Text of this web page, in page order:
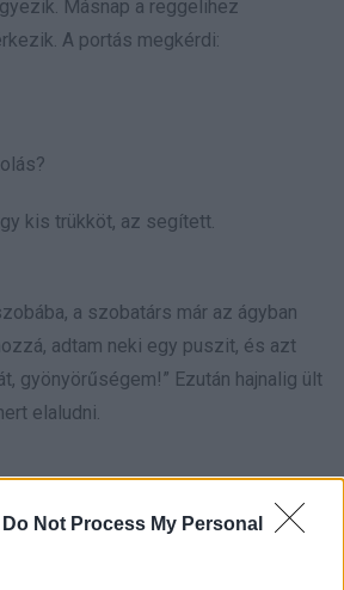
Do Not Process My Personal
Másnap a reggelihez
A portás megkérdi:
kis trükköt, az segített.
a szobatárs már az ágyban
adtam neki egy puszit, és azt
gyönyörűségem!” Ezután hajnalig ült
elaludni.
posztot: